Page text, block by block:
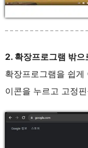
2. 확장프로그램 밖으
확장프로그램을 쉽
이콘을 누르고 고정